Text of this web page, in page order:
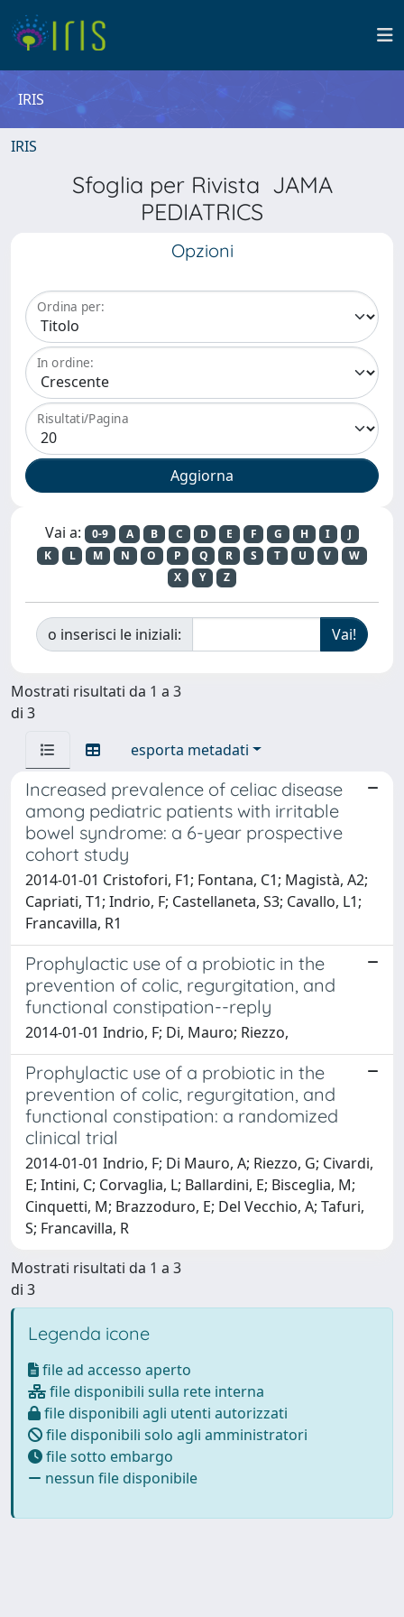
IRIS
IRIS
Sfoglia per Rivista JAMA
PEDIATRICS
Opzioni
Ordina per:
In ordine:
Risultati/Pagina
Vai a: 0-9 A B C D E F G H I
J
K
L M N O P Q R S T U V
W
X
Y Z
o inserisci le iniziali:
Mostrati risultati da 1 a 3
di 3
esporta metadati
Increased prevalence of celiac disease
among pediatric patients with irritable
bowel syndrome: a 6-year prospective
cohort study
2014-01-01 Cristofori, F1; Fontana, C1; Magistà, A2;
Capriati, T1; Indrio, F; Castellaneta, S3; Cavallo, L1;
Francavilla, R1
Prophylactic use of a probiotic in the
prevention of colic, regurgitation, and
functional constipation--reply
2014-01-01 Indrio, F; Di, Mauro; Riezzo,
Prophylactic use of a probiotic in the
prevention of colic, regurgitation, and
functional constipation: a randomized
clinical trial
2014-01-01 Indrio, F; Di Mauro, A; Riezzo, G; Civardi,
E; Intini, C; Corvaglia, L; Ballardini, E; Bisceglia, M;
Cinquetti, M; Brazzoduro, E; Del Vecchio, A; Tafuri,
S; Francavilla, R
Mostrati risultati da 1 a 3
di 3
Legenda icone
file ad accesso aperto
file disponibili sulla rete interna
file disponibili agli utenti autorizzati
file disponibili solo agli amministratori
file sotto embargo
nessun file disponibile